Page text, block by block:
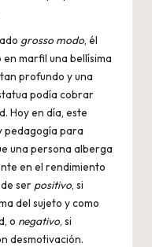
grosso modo, él
marfil una bellísima
profundo y una
podía cobrar
Hoy en día, este
pedagogía para
una persona alberga
en el rendimiento
ser positivo, si
del sujeto y como
o negativo, si
desmotivación.